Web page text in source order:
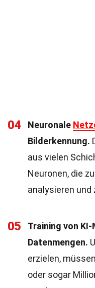
04 Neuronale
Bilderkennung.
aus vielen
Neuronen, die
analysieren und
05
Training von
Datenmengen.
erzielen,
oder sogar